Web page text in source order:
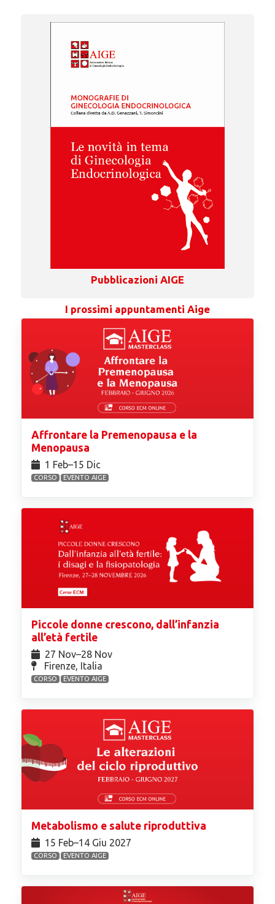
Pubblicazioni AIGE
I prossimi appuntamenti Aige
Affrontare la Premenopausa e la
Menopausa
1 Feb⁠–15 Dic
CORSO EVENTO AIGE
Piccole donne crescono, dall’infanzia
all’età fertile
27 Nov⁠–28 Nov
Firenze, Italia
CORSO EVENTO AIGE
Metabolismo e salute riproduttiva
15 Feb⁠–14 Giu 2027
CORSO EVENTO AIGE